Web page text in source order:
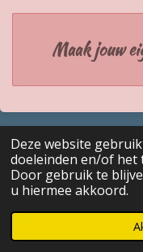
Deze website
doeleinden en/of het
Door gebruik te
u hiermee akkoord.
Maak jouw
© 2017 - 2026
Powered byJouwWeb